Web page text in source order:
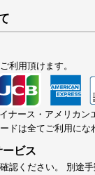
利用頂けます。
ナース・アメリカン
ドは全てご利用にな
ビス
認ください。 別途